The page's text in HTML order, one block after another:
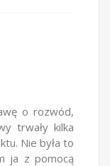
o rozwód,
trwały kilka
Nie była to
ja z pomocą